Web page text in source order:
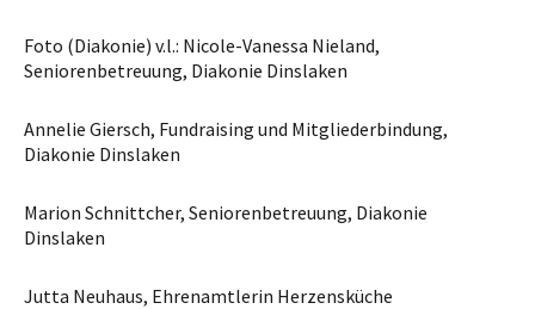
Foto (Diakonie) v.l.: Nicole-Vanessa Nieland,
Seniorenbetreuung, Diakonie Dinslaken
Annelie Giersch, Fundraising und Mitgliederbindung,
Diakonie Dinslaken
Marion Schnittcher, Seniorenbetreuung, Diakonie
Dinslaken
Jutta Neuhaus, Ehrenamtlerin Herzensküche